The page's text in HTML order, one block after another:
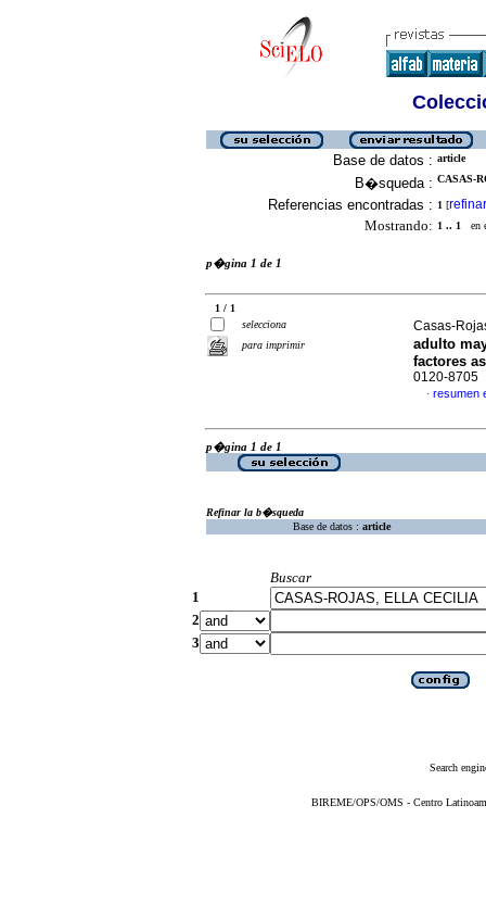
Base de datos : article
B�squeda : CASAS-
Referencias encontradas : 1 [refinar
Mostrando: 1 .. 1 en
p�gina 1 de 1
1 / 1
selecciona
para imprimir
Casas-
adulto
factores
0120-8705
· resumen
p�gina 1 de 1
Refinar la b�squeda
Base de datos : article
Buscar
1
2
3
Search
BIREME/OPS/OMS - Centro